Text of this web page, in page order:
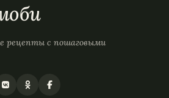
рецепты с пошаговыми